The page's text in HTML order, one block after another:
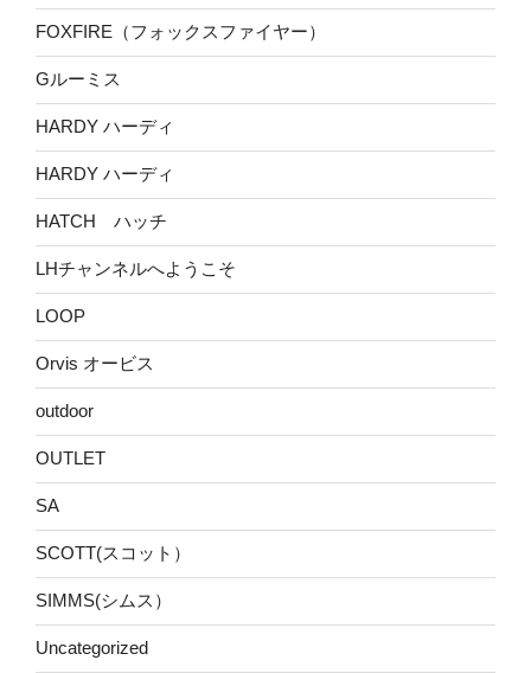
FOXFIRE（フォックスファイヤー）
Gルーミス
HARDY ハーディ
HARDY ハーディ
HATCH ハッチ
LHチャンネルへようこそ
LOOP
Orvis オービス
outdoor
OUTLET
SA
SCOTT(スコット）
SIMMS(シムス）
Uncategorized